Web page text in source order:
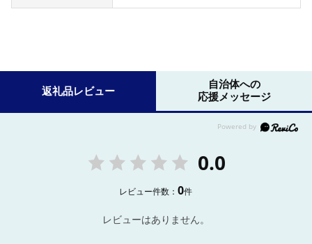
返礼品レビュー
自治体への
応援メッセージ
0.0
レビュー件数：0件
レビューはありません。